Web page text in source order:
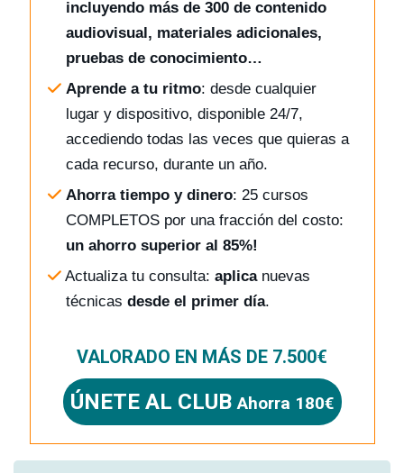
incluyendo más de 300 de contenido
audiovisual, materiales adicionales,
pruebas de conocimiento…
Aprende a tu ritmo: desde cualquier
lugar y dispositivo, disponible 24/7,
accediendo todas las veces que quieras a
cada recurso, durante un año.
Ahorra tiempo y dinero: 25 cursos
COMPLETOS por una fracción del costo:
un ahorro superior al 85%!
Actualiza tu consulta: aplica nuevas
técnicas desde el primer día.
VALORADO EN MÁS DE 7.500€
ÚNETE AL CLUBAhorra 180€